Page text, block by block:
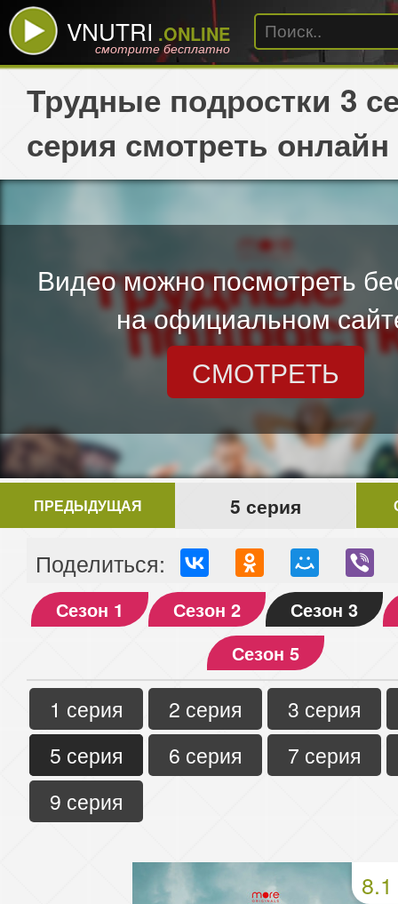
VNUTRI .ONLINE
смотрите бесплатно
Трудные подростки 3
серия смотреть онлайн
Видео можно посмотреть
на официальном
СМОТРЕТЬ
ПРЕДЫДУЩАЯ 5 серия
Поделиться:
Сезон 1 Сезон 2
Сезон 3
Сезон 5
1 серия 2 серия
3 серия
5 серия
6 серия
7 серия
9 серия
8.1